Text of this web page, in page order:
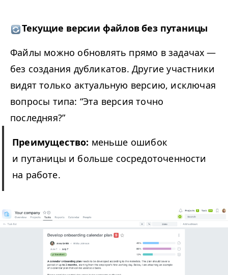
Текущие версии файлов без путаницы
Файлы можно обновлять прямо в задачах —
без создания дубликатов. Другие участники
видят только актуальную версию, исключая
вопросы типа: “Эта версия точно
последняя?”
Преимущество: меньше ошибок
и путаницы и больше сосредоточенности
на работе.